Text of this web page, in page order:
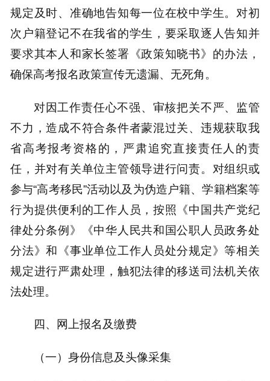
规定及时、准确地告知每一位在校中学生。对初
次户籍登记不在我省的学生，要采取逐人告知并
要求其本人和家长签署《政策知晓书》的办法，
确保高考报名政策宣传无遗漏、无死角。
对因工作责任心不强、审核把关不严、监管
不力，造成不符合条件者蒙混过关、违规获取我
省高考报考资格的，严肃追究直接责任人的责
任，并对有关单位主管领导进行问责。对组织或
参与“高考移民”活动以及为伪造户籍、学籍档案等
行为提供便利的工作人员，按照《中国共产党纪
律处分条例》《中华人民共和国公职人员政务处
分法》和《事业单位工作人员处分规定》等相关
规定进行严肃处理，触犯法律的移送司法机关依
法处理。
四、网上报名及缴费
（一）身份信息及头像采集